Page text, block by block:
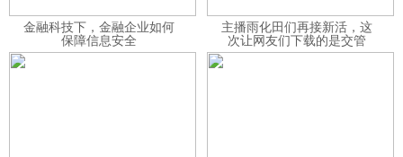
金融科技下，金融企业如何
保障信息安全
主播雨化田们再接新活，这
次让网友们下载的是交管
12123APP